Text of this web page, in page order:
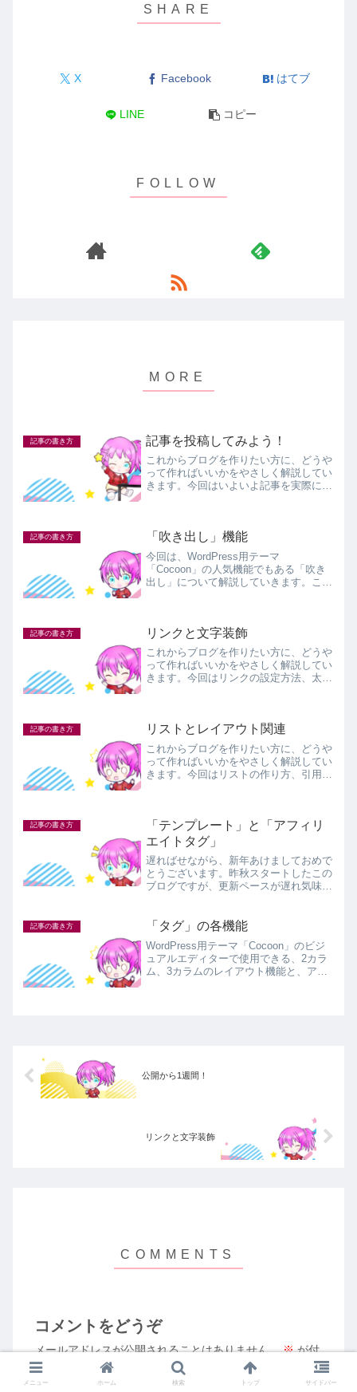
X Facebook はてブ
LINE コピー
記事の書き方 記事を投稿してみよう！
これからブログを作りたい方に、どうや
って作ればいいかをやさしく解説してい
きます。今回はいよいよ記事を実際に書
記事の書き方 「吹き出し」機能
今回は、WordPress用テーマ
「Cocoon」の人気機能でもある「吹き
出し」について解説していきます。これ
ン入りで作ることができ...
記事の書き方 リンクと文字装飾
これからブログを作りたい方に、どうや
って作ればいいかをやさしく解説してい
きます。今回はリンクの設定方法、太
記事の書き方 リストとレイアウト関連
これからブログを作りたい方に、どうや
って作ればいいかをやさしく解説してい
きます。今回はリストの作り方、引用、
記事の書き方
「テンプレート」と「アフィリ
エイトタグ」
遅ればせながら、新年あけましておめで
とうございます。昨秋スタートしたこの
ブログですが、更新ペースが遅れ気味な
くのか、なかなか道筋が見えませんが…
記事の書き方 「タグ」の各機能
WordPress用テーマ「Cocoon」のビジ
ュアルエディターで使用できる、2カラ
ム、3カラムのレイアウト機能と、アコ
公開から1週間！
リンクと文字装飾
コメントをどうぞ
メールアドレスが公開されることはありません。 ※が付
いている欄は必須項目です
メニュー ホーム 検索 トップ サイドバー